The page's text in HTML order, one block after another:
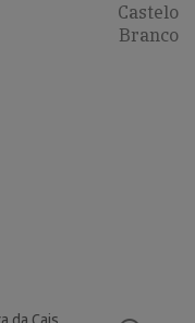
Castelo
Branco